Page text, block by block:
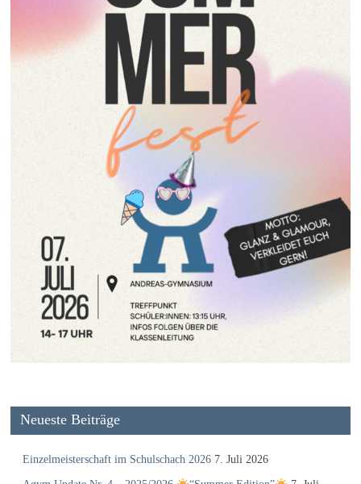
Neueste Beiträge
Einzelmeisterschaft im Schulschach 2026 7. Juli 2026